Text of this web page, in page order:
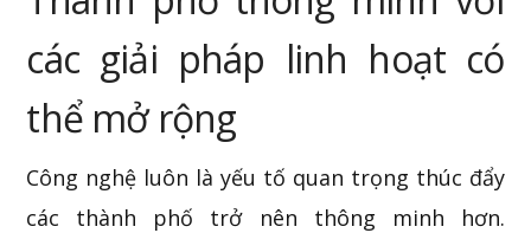
các giải pháp linh hoạt có
thể mở rộng
Công nghệ luôn là yếu tố quan trọng thúc đẩy
các thành phố trở nên thông minh hơn.